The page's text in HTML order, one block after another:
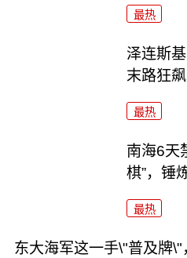
最热
泽连斯
末路狂飙
最热
南海6天
棋”，锤
最热
东大海军这一手\"普及牌\"